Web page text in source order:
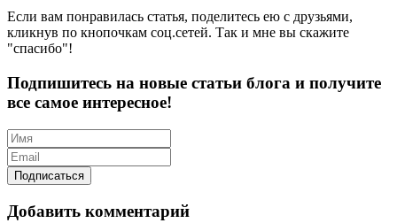
Если вам понравилась статья, поделитесь ею с друзьями,
кликнув по кнопочкам соц.сетей. Так и мне вы скажите
"спасибо"!
Подпишитесь на новые статьи блога и получите
все самое интересное!
Добавить комментарий